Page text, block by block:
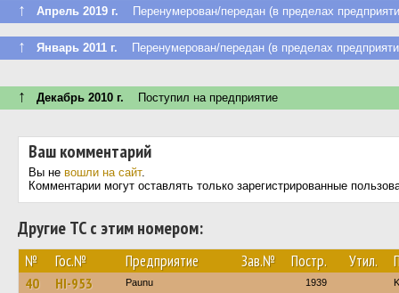
↑ Апрель 2019 г. Перенумерован/передан (в пределах
↑ Январь 2011 г. Перенумерован/передан (в пределах
↑ Декабрь 2010 г. Поступил на предприятие
Ваш комментарий
Вы не вошли на сайт.
Комментарии могут оставлять только зарегистрированные
Другие ТС с этим номером:
№ Гос.№ Предприятие Зав.№ Постр. Утил.
40 HI-953 Paunu 1939